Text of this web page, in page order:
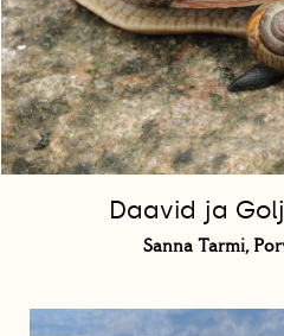
Daavid ja
Sanna Tarmi,